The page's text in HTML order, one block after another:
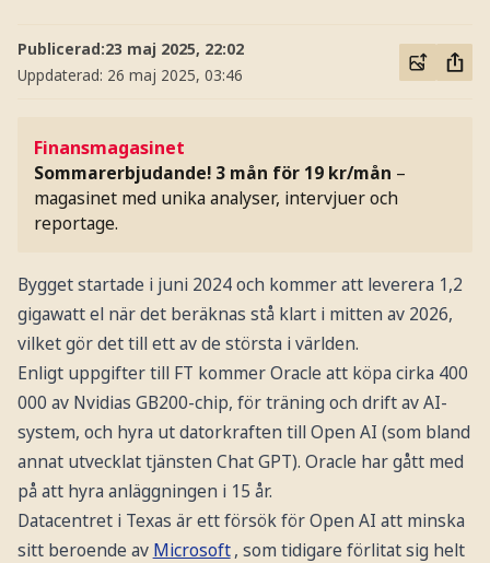
Publicerad:23 maj 2025, 22:02
Uppdaterad: 26 maj 2025, 03:46
Finansmagasinet
Sommarerbjudande! 3 mån för 19 kr/mån –
magasinet med unika analyser, intervjuer och
reportage.
Bygget startade i juni 2024 och kommer att leverera 1,2
gigawatt el när det beräknas stå klart i mitten av 2026,
vilket gör det till ett av de största i världen.
Enligt uppgifter till FT kommer Oracle att köpa cirka 400
000 av Nvidias GB200-chip, för träning och drift av AI-
system, och hyra ut datorkraften till Open AI (som bland
annat utvecklat tjänsten Chat GPT). Oracle har gått med
på att hyra anläggningen i 15 år.
Datacentret i Texas är ett försök för Open AI att minska
sitt beroende av Microsoft , som tidigare förlitat sig helt